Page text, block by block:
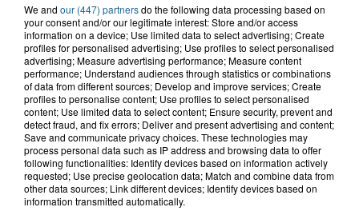
victime d'un accident de trottinette
9h14
Des soucis sur les routes entre
Herzeele et Wormhout à partir de ce...
9h03
Un homme de 50 ans gravement
blessé dans un accident de voiture à...
We and our (447) partnersdo the following data processing based on
your consent and/or our legitimate interest: Store and/or access
information on a device; Use limited data to select advertising; Create
profiles for personalised advertising; Use profiles to select personalised
advertising; Measure advertising performance; Measure content
performance; Understand audiences through statistics or combinations
of data from different sources; Develop and improve services; Create
profiles to personalise content; Use profiles to select personalised
content; Use limited data to select content; Ensure security, prevent and
detect fraud, and fix errors; Deliver and present advertising and content;
Save and communicate privacy choices. These technologies may
process personal data such as IP address and browsing data to offer
following functionalities: Identify devices based on information actively
requested; Use precise geolocation data; Match and combine data from
other data sources; Link different devices; Identify devices based on
information transmitted automatically.